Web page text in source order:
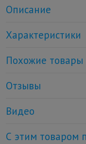
Описание
Характеристики
Похожие товары
Отзывы
Видео
С этим товаром